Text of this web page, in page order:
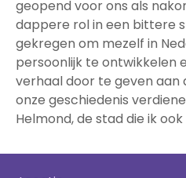
geopend voor ons als
dappere rol in een bittere
gekregen om mezelf in
persoonlijk te ontwikkelen
verhaal door te geven aan
onze geschiedenis
Helmond, de stad die ik